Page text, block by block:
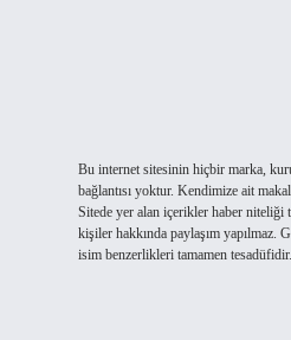
Bu internet sitesinin hiçbir marka,
bağlantısı yoktur. Kendimize ait
Sitede yer alan içerikler haber niteliği
kişiler hakkında paylaşım yapılmaz.
isim benzerlikleri tamamen tesadüfidir.